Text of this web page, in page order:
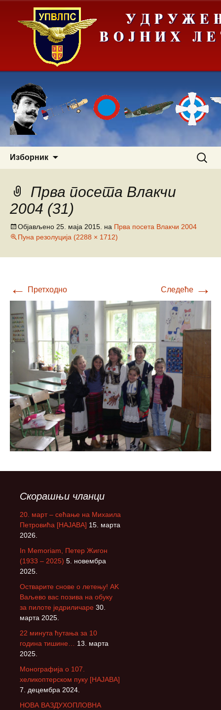
Изборник
Прва посета Влакчи
2004 (31)
Објављено 25. маја 2015. на Прва посета Влакчи 2004
Пуна резолуција (2288 × 1712)
← Претходно Следеће →
Скорашњи чланци
20. март – сећање на Михаила
Петровића [НАЈАВА] 15. марта
2026.
In Memoriam, Петер Жигон
(1933 – 2025) 5. новембра
2025.
Остварите снове о летењу! АK
Ваљево вас позива на обуку
за пилоте једриличаре 30.
марта 2025.
22 минута ћутања за 10
година тишине…
13. марта
2025.
Монографија о 107.
хеликоптерском пуку [НАЈАВА]
7. децембра 2024.
НОВА ВАЗДУХОПЛОВНА